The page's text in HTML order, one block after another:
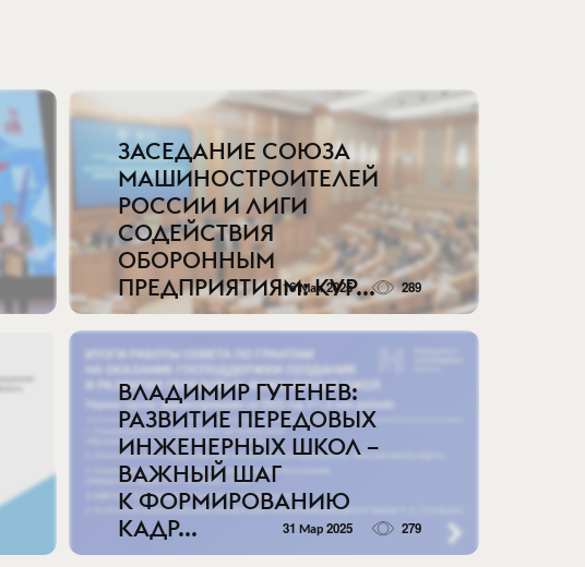
ЗАСЕДАНИЕ СОЮЗА
МАШИНОСТРОИТЕЛЕЙ
РОССИИ И ЛИГИ
СОДЕЙСТВИЯ
ОБОРОННЫМ
ПРЕДПРИЯТИЯМ: КУР...
16 Мая 2025 289
ВЛАДИМИР ГУТЕНЕВ:
РАЗВИТИЕ ПЕРЕДОВЫХ
ИНЖЕНЕРНЫХ ШКОЛ –
ВАЖНЫЙ ШАГ
К ФОРМИРОВАНИЮ
КАДР...
31 Мар 2025 279